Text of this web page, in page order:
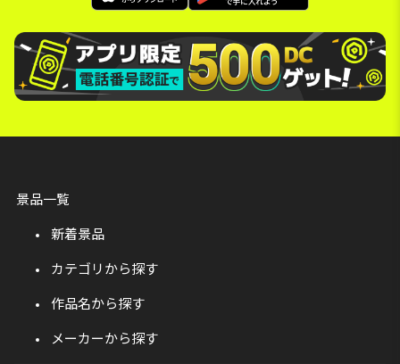
景品一覧
新着景品
カテゴリから探す
作品名から探す
メーカーから探す